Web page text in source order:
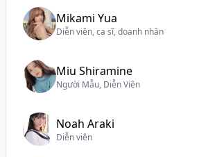
Mikami Yua
Diễn viên, ca sĩ, doanh nhân
Miu Shiramine
Người Mẫu, Diễn Viên
Noah Araki
Diễn viên